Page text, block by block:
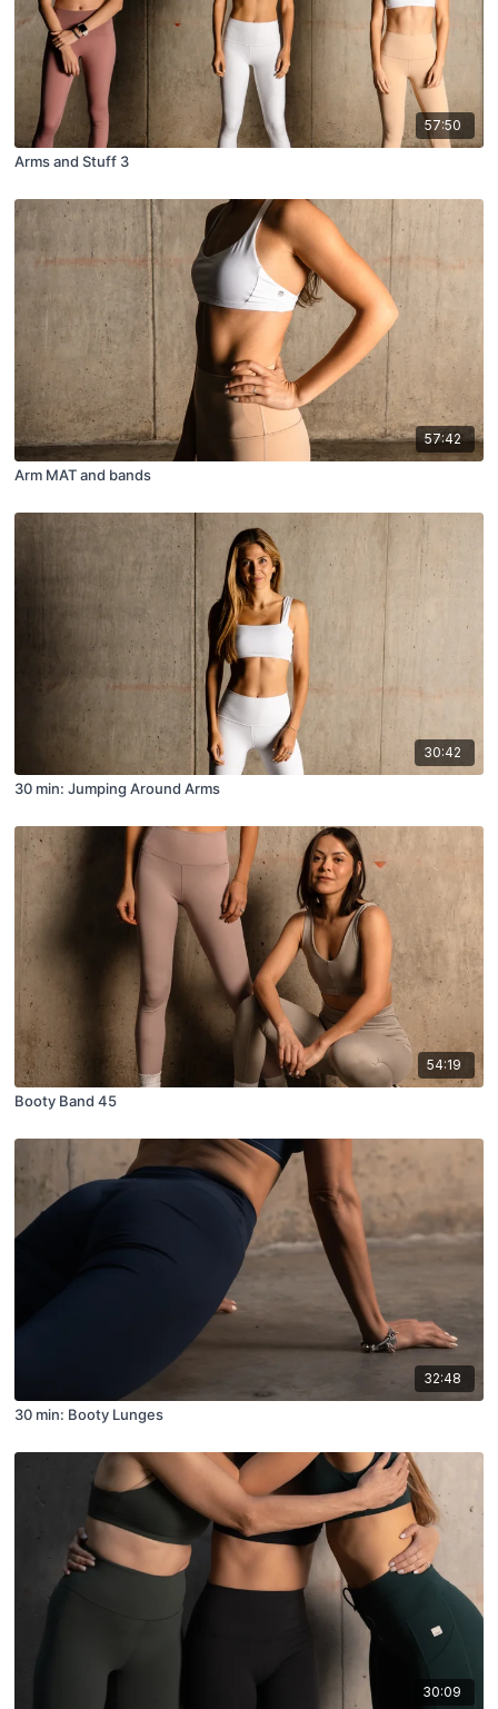
57:50
Arms and Stuff 3
57:42
Arm MAT and bands
30:42
30 min: Jumping Around Arms
54:19
Booty Band 45
32:48
30 min: Booty Lunges
30:09